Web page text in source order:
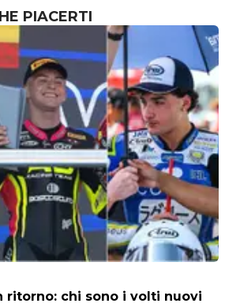
PIACERTI
ritorno: chi sono i volti nuovi